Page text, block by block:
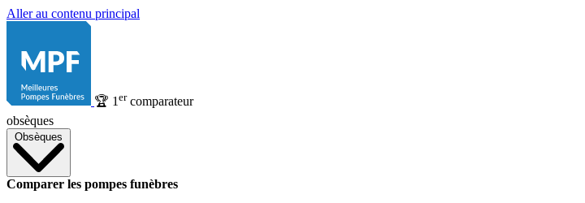
Aller au contenu principal
🏆 1 ercomparateur
obsèques
Obsèques
Comparer les pompes funèbres